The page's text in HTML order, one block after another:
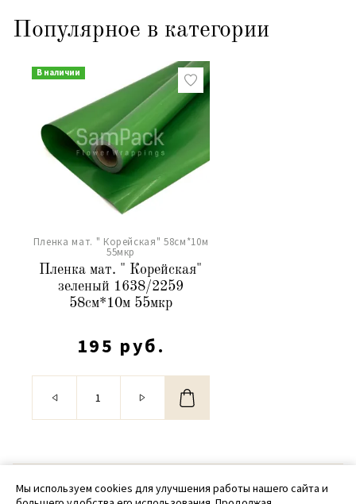
Популярное в категории
В наличии
Пленка мат. " Корейская" 58см*10м
55мкр
Пленка мат. " Корейская"
зеленый 1638/2259
58см*10м 55мкр
195 руб.
© 2020 - 2026 SamPack
Мы используем cookies для улучшения работы нашего сайта и